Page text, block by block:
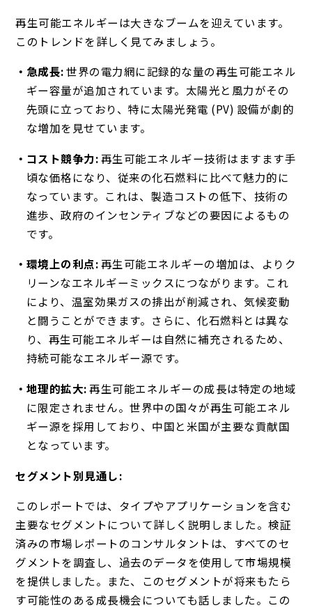
再生可能エネルギーは大きなブームを迎えています。
このトレンドを詳しく見てみましょう。
急成長:世界の電力網に記録的な量の再生可能エネル
ギー容量が追加されています。太陽光と風力がその
先頭に立っており、特に太陽光発電 (PV) 設備が劇的
な増加を見せています。
コスト競争力:再生可能エネルギー技術はますます手
頃な価格になり、従来の化石燃料に比べて魅力的に
なっています。これは、製造コストの低下、技術の
進歩、政府のインセンティブなどの要因によるもの
です。
環境上の利点:再生可能エネルギーの増加は、よりク
リーンなエネルギーミックスにつながります。これ
により、温室効果ガスの排出が削減され、気候変動
と闘うことができます。さらに、化石燃料とは異な
り、再生可能エネルギーは自然に補充されるため、
持続可能なエネルギー源です。
地理的拡大:再生可能エネルギーの成長は特定の地域
に限定されません。世界中の国々が再生可能エネル
ギー源を採用しており、中国と米国が主要な貢献国
となっています。
セグメント別見通し:
このレポートでは、タイプやアプリケーションを含む
主要なセグメントについて詳しく説明しました。検証
済みの市場レポートのコンサルタントは、すべてのセ
グメントを調査し、過去のデータを使用して市場規模
を提供しました。また、このセグメントが将来もたら
す可能性のある成長機会についても話しました。この